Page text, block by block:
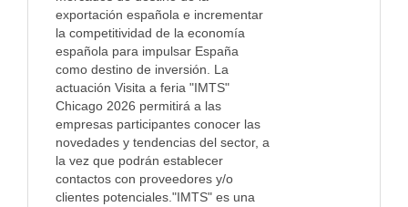
exportación española e incrementar
la competitividad de la economía
española para impulsar España
como destino de inversión. La
actuación Visita a feria "IMTS"
Chicago 2026 permitirá a las
empresas participantes conocer las
novedades y tendencias del sector, a
la vez que podrán establecer
contactos con proveedores y/o
clientes potenciales."IMTS" es una